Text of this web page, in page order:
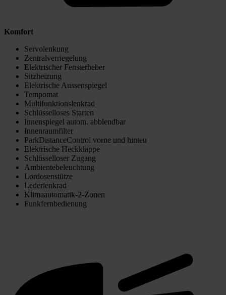
Komfort
Servolenkung
Zentralverriegelung
Elektrischer Fensterheber
Sitzheizung
Elektrische Aussenspiegel
Tempomat
Multifunktionslenkrad
Schlüsselloses Starten
Innenspiegel autom. abblendbar
Innenraumfilter
ParkDistanceControl vorne und hinten
Elektrische Heckklappe
Schlüsselloser Zugang
Ambientebeleuchtung
Lordosenstütze
Lederlenkrad
Klimaautomatik-2-Zonen
Funkfernbedienung